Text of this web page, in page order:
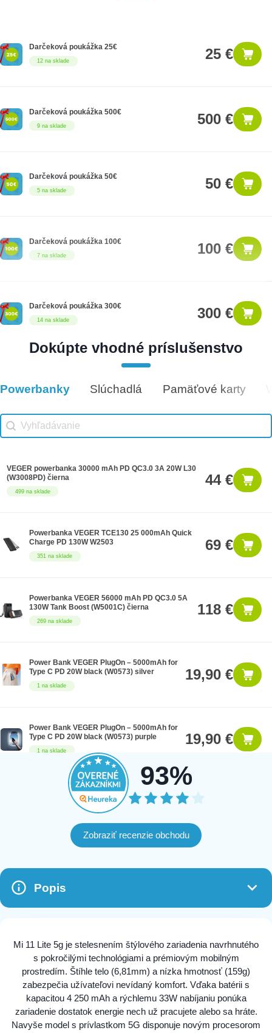
12 na sklade
Darčeková poukážka 25€ 25 €
9 na sklade
Darčeková poukážka 500€ 500 €
5 na sklade
Darčeková poukážka 50€ 50 €
7 na sklade
Darčeková poukážka 100€ 100 €
14 na sklade
Darčeková poukážka 300€ 300 €
8 na sklade
Dokúpte vhodné príslušenstvo
Vhodné príslušenstvo
Powerbanky Slúchadlá Pamäťové karty
Vhodné príslušenstvo search
Search content
499 na sklade
VEGER powerbanka 30000 mAh PD QC3.0 3A 20W L30
(W3008PD) čierna
44 €
351 na sklade
Powerbanka VEGER TCE130 25 000mAh Quick
Charge PD 130W W2503
69 €
269 na sklade
Powerbanka VEGER 56000 mAh PD QC3.0 5A
130W Tank Boost (W5001C) čierna
118 €
1 na sklade
Power Bank VEGER PlugOn – 5000mAh for
Type C PD 20W black (W0573) silver
19,90 €
1 na sklade
Power Bank VEGER PlugOn – 5000mAh for
Type C PD 20W black (W0573) purple
19,90 €
93%
Zobraziť recenzie obchodu
Popis
Mi 11 Lite 5g je stelesnením štýlového zariadenia navrhnutého
s pokročilými technológiami a prémiovým mobilným
prostredím. Štíhle telo (6,81mm) a nízka hmotnosť (159g)
zabezpečia užívateľovi nevídaný komfort. Vďaka batérii s
kapacitou 4 250 mAh a rýchlemu 33W nabíjaniu ponúka
zariadenie dostatok energie nech už pracujete alebo sa hráte.
Navyše model s prívlastkom 5G disponuje novým procesorom